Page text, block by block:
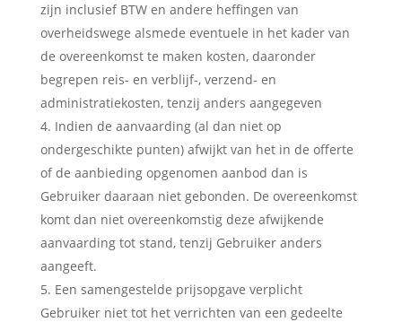
zijn inclusief BTW en andere heffingen van
overheidswege alsmede eventuele in het kader van
de overeenkomst te maken kosten, daaronder
begrepen reis- en verblijf-, verzend- en
administratiekosten, tenzij anders aangegeven
Indien de aanvaarding (al dan niet op
ondergeschikte punten) afwijkt van het in de offerte
of de aanbieding opgenomen aanbod dan is
Gebruiker daaraan niet gebonden. De overeenkomst
komt dan niet overeenkomstig deze afwijkende
aanvaarding tot stand, tenzij Gebruiker anders
aangeeft.
Een samengestelde prijsopgave verplicht
Gebruiker niet tot het verrichten van een gedeelte